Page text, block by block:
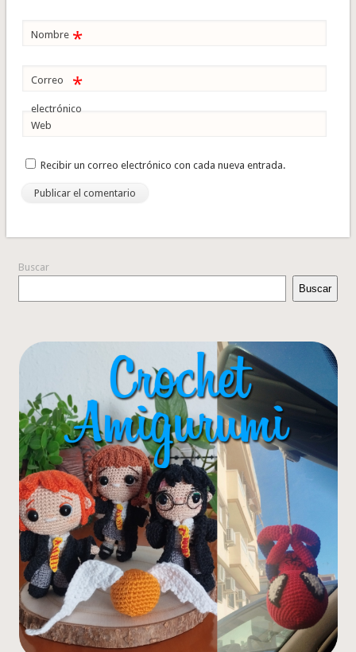
Nombre *
Correo
electrónico
*
Web
Recibir un correo electrónico con cada nueva entrada.
Buscar
Buscar